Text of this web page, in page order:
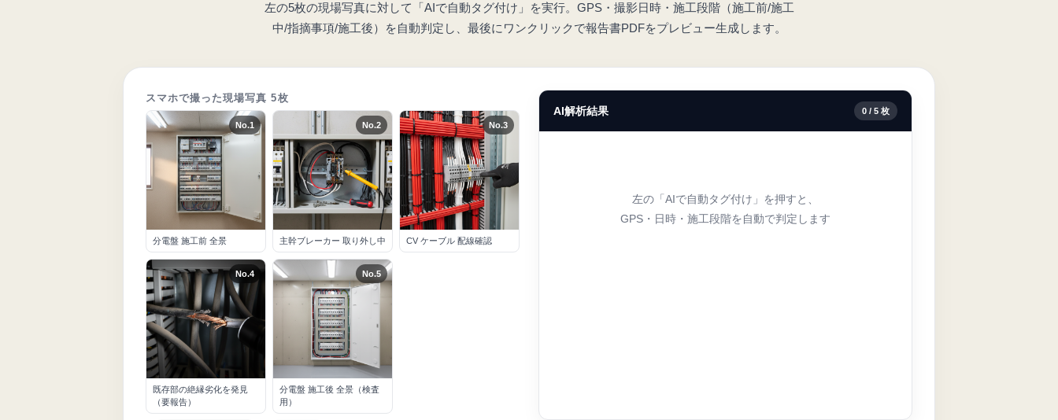
左の5枚の現場写真に対して「AIで自動タグ付け」を実行。GPS・撮影日時・施工段階（施工前/施工
中/指摘事項/施工後）を自動判定し、最後にワンクリックで報告書PDFをプレビュー生成します。
スマホで撮った現場写真 5枚
No.1
分電盤 施工前 全景
No.2
主幹ブレーカー 取り外し中
No.3
CV ケーブル 配線確認
No.4
既存部の絶縁劣化を発見
（要報告）
No.5
分電盤 施工後 全景（検査
用）
AI解析結果 0 / 5 枚
左の「AIで自動タグ付け」を押すと、
GPS・日時・施工段階を自動で判定します